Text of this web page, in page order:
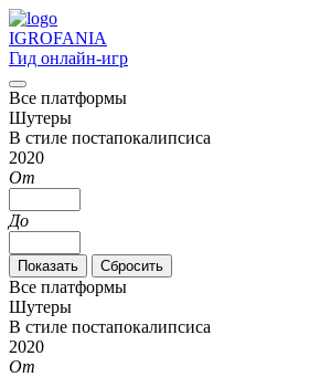
IGROFANIA
Гид онлайн-игр
Все платформы
Шутеры
В стиле постапокалипсиса
2020
От
До
Все платформы
Шутеры
В стиле постапокалипсиса
2020
От